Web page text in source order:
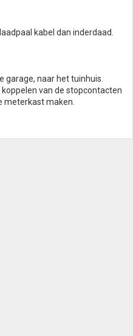
kabel dan inderdaad.
garage, naar het tuinhuis.
van de stopcontacten
meterkast maken.